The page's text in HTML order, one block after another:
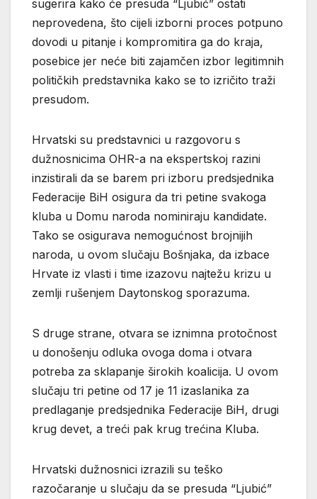
sugerira kako će presuda “Ljubić” ostati
neprovedena, što cijeli izborni proces potpuno
dovodi u pitanje i kompromitira ga do kraja,
posebice jer neće biti zajamčen izbor legitimnih
političkih predstavnika kako se to izričito traži
presudom.
Hrvatski su predstavnici u razgovoru s
dužnosnicima OHR-a na ekspertskoj razini
inzistirali da se barem pri izboru predsjednika
Federacije BiH osigura da tri petine svakoga
kluba u Domu naroda nominiraju kandidate.
Tako se osigurava nemogućnost brojnijih
naroda, u ovom slučaju Bošnjaka, da izbace
Hrvate iz vlasti i time izazovu najtežu krizu u
zemlji rušenjem Daytonskog sporazuma.
S druge strane, otvara se iznimna protočnost
u donošenju odluka ovoga doma i otvara
potreba za sklapanje širokih koalicija. U ovom
slučaju tri petine od 17 je 11 izaslanika za
predlaganje predsjednika Federacije BiH, drugi
krug devet, a treći pak krug trećina Kluba.
Hrvatski dužnosnici izrazili su teško
razočaranje u slučaju da se presuda “Ljubić”